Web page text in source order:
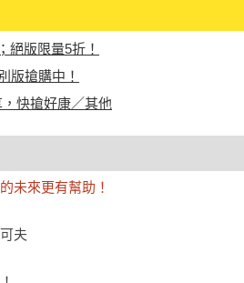
絕版限量5折！
版搶購中！
快搶好康／其他
未來更有幫助！
夫